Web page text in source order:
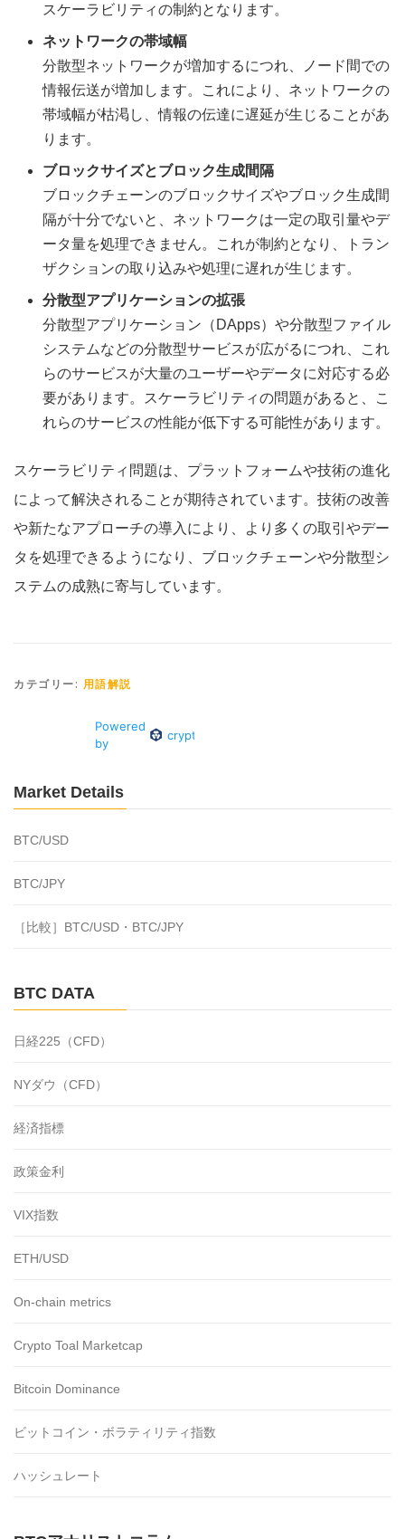
スケーラビリティの制約となります。
ネットワークの帯域幅
分散型ネットワークが増加するにつれ、ノード間での
情報伝送が増加します。これにより、ネットワークの
帯域幅が枯渇し、情報の伝達に遅延が生じることがあ
ります。
ブロックサイズとブロック生成間隔
ブロックチェーンのブロックサイズやブロック生成間
隔が十分でないと、ネットワークは一定の取引量やデ
ータ量を処理できません。これが制約となり、トラン
ザクションの取り込みや処理に遅れが生じます。
分散型アプリケーションの拡張
分散型アプリケーション（DApps）や分散型ファイル
システムなどの分散型サービスが広がるにつれ、これ
らのサービスが大量のユーザーやデータに対応する必
要があります。スケーラビリティの問題があると、こ
れらのサービスの性能が低下する可能性があります。
スケーラビリティ問題は、プラットフォームや技術の進化
によって解決されることが期待されています。技術の改善
や新たなアプローチの導入により、より多くの取引やデー
タを処理できるようになり、ブロックチェーンや分散型シ
ステムの成熟に寄与しています。
カテゴリー: 用語解説
Market Details
BTC/USD
BTC/JPY
［比較］BTC/USD・BTC/JPY
BTC DATA
日経225（CFD）
NYダウ（CFD）
経済指標
政策金利
VIX指数
ETH/USD
On-chain metrics
Crypto Toal Marketcap
Bitcoin Dominance
ビットコイン・ボラティリティ指数
ハッシュレート